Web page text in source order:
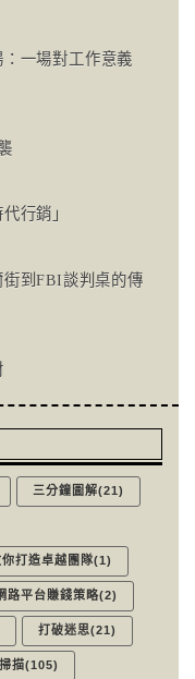
一場對工作意義
行銷」
到FBI談判桌的傳
三分鐘圖解(21)
打造卓越團隊(1)
路平台賺錢策略(2)
打破迷思(21)
描(105)